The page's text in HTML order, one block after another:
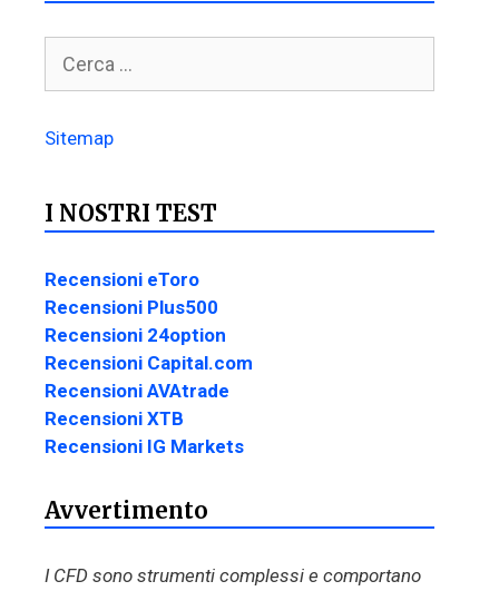
Sitemap
I NOSTRI TEST
Recensioni eToro
Recensioni Plus500
Recensioni 24option
Recensioni Capital.com
Recensioni AVAtrade
Recensioni XTB
Recensioni IG Markets
Avvertimento
I CFD sono strumenti complessi e comportano